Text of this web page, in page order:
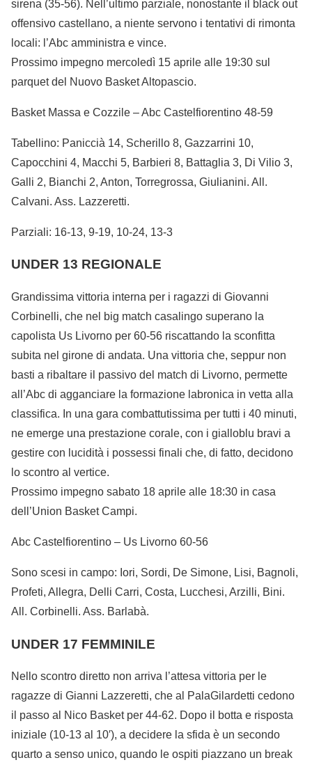
sirena (35-56). Nell’ultimo parziale, nonostante il black out
offensivo castellano, a niente servono i tentativi di rimonta
locali: l’Abc amministra e vince.
Prossimo impegno mercoledì 15 aprile alle 19:30 sul
parquet del Nuovo Basket Altopascio.
Basket Massa e Cozzile – Abc Castelfiorentino 48-59
Tabellino: Paniccià 14, Scherillo 8, Gazzarrini 10,
Capocchini 4, Macchi 5, Barbieri 8, Battaglia 3, Di Vilio 3,
Galli 2, Bianchi 2, Anton, Torregrossa, Giulianini. All.
Calvani. Ass. Lazzeretti.
Parziali: 16-13, 9-19, 10-24, 13-3
UNDER 13 REGIONALE
Grandissima vittoria interna per i ragazzi di Giovanni
Corbinelli, che nel big match casalingo superano la
capolista Us Livorno per 60-56 riscattando la sconfitta
subita nel girone di andata. Una vittoria che, seppur non
basti a ribaltare il passivo del match di Livorno, permette
all’Abc di agganciare la formazione labronica in vetta alla
classifica. In una gara combattutissima per tutti i 40 minuti,
ne emerge una prestazione corale, con i gialloblu bravi a
gestire con lucidità i possessi finali che, di fatto, decidono
lo scontro al vertice.
Prossimo impegno sabato 18 aprile alle 18:30 in casa
dell’Union Basket Campi.
Abc Castelfiorentino – Us Livorno 60-56
Sono scesi in campo: Iori, Sordi, De Simone, Lisi, Bagnoli,
Profeti, Allegra, Delli Carri, Costa, Lucchesi, Arzilli, Bini.
All. Corbinelli. Ass. Barlabà.
UNDER 17 FEMMINILE
Nello scontro diretto non arriva l’attesa vittoria per le
ragazze di Gianni Lazzeretti, che al PalaGilardetti cedono
il passo al Nico Basket per 44-62. Dopo il botta e risposta
iniziale (10-13 al 10′), a decidere la sfida è un secondo
quarto a senso unico, quando le ospiti piazzano un break